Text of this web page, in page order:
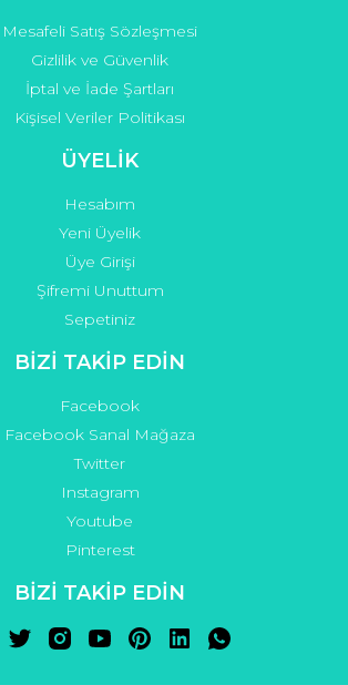
Mesafeli Satış Sözleşmesi
Gizlilik ve Güvenlik
İptal ve İade Şartları
Kişisel Veriler Politikası
ÜYELİK
Hesabım
Yeni Üyelik
Üye Girişi
Şifremi Unuttum
Sepetiniz
BİZİ TAKİP EDİN
Facebook
Facebook Sanal Mağaza
Twitter
Instagram
Youtube
Pinterest
BİZİ TAKİP EDİN